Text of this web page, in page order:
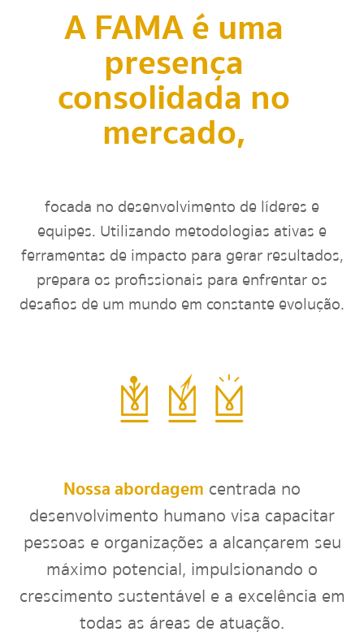
A FAMA é uma
presença
consolidada no
mercado,
focada no desenvolvimento de líderes e
equipes. Utilizando metodologias ativas e
ferramentas de impacto para gerar resultados,
prepara os profissionais para enfrentar os
desafios de um mundo em constante evolução.
Nossa abordagem centrada no
desenvolvimento humano visa capacitar
pessoas e organizações a alcançarem seu
máximo potencial, impulsionando o
crescimento sustentável e a excelência em
todas as áreas de atuação.